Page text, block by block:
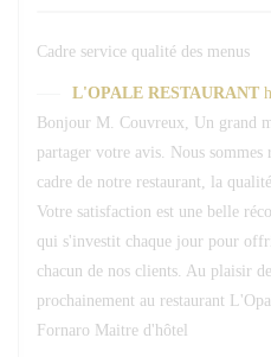
Cadre service qualité des menus
L'OPALE RESTAURANT
Bonjour M. Couvreux, Un grand
partager votre avis. Nous sommes
cadre de notre restaurant, la
Votre satisfaction est une belle
qui s'investit chaque jour pour
chacun de nos clients. Au plaisir
prochainement au restaurant
Fornaro Maitre d'hôtel